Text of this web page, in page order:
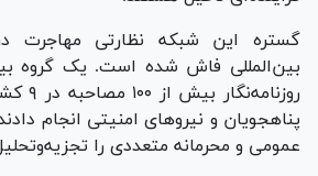
گستره این شبکه نظارتی مهاجرت
پناهجویان و نیرو‌های امنیتی انجام
عمومی و محرمانه متعددی را